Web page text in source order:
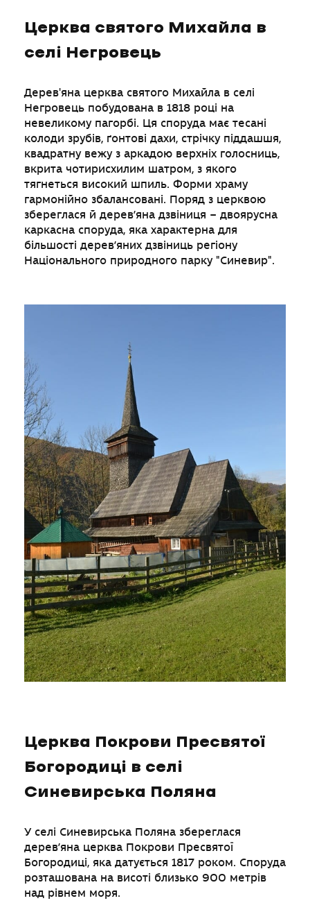
Церква святого Михайла в
селі Негровець
Дерев'яна церква святого Михайла в селі
Негровець побудована в 1818 році на
невеликому пагорбі. Ця споруда має тесані
колоди зрубів, ґонтові дахи, стрічку піддашшя,
квадратну вежу з аркадою верхніх голосниць,
вкрита чотирисхилим шатром, з якого
тягнеться високий шпиль. Форми храму
гармонійно збалансовані. Поряд з церквою
збереглася й дерев’яна дзвіниця – двоярусна
каркасна споруда, яка характерна для
більшості дерев’яних дзвіниць регіону
Національного природного парку "Синевир".
Церква Покрови Пресвятої
Богородиці в селі
Синевирська Поляна
У селі Синевирська Поляна збереглася
дерев’яна церква Покрови Пресвятої
Богородиці, яка датується 1817 роком. Споруда
розташована на висоті близько 900 метрів
над рівнем моря.